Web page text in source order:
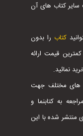
کتاب های آن
کتاب را بدون
قیمت ارائه
نمائید.
های مختلف جهت
به کتابنما و
منتشر شده با این